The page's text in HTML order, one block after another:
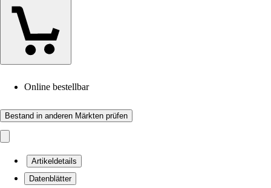
Online bestellbar
Bestand in anderen Märkten prüfen
Artikeldetails
Datenblätter